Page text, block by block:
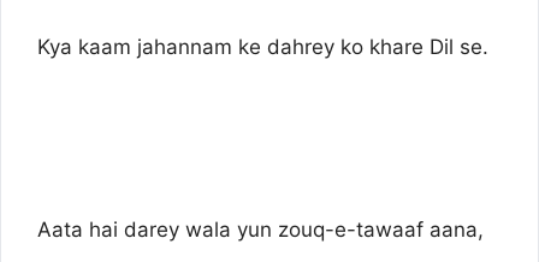
Kya kaam jahannam ke dahrey ko khare Dil se.
Aata hai darey wala yun zouq-e-tawaaf aana,